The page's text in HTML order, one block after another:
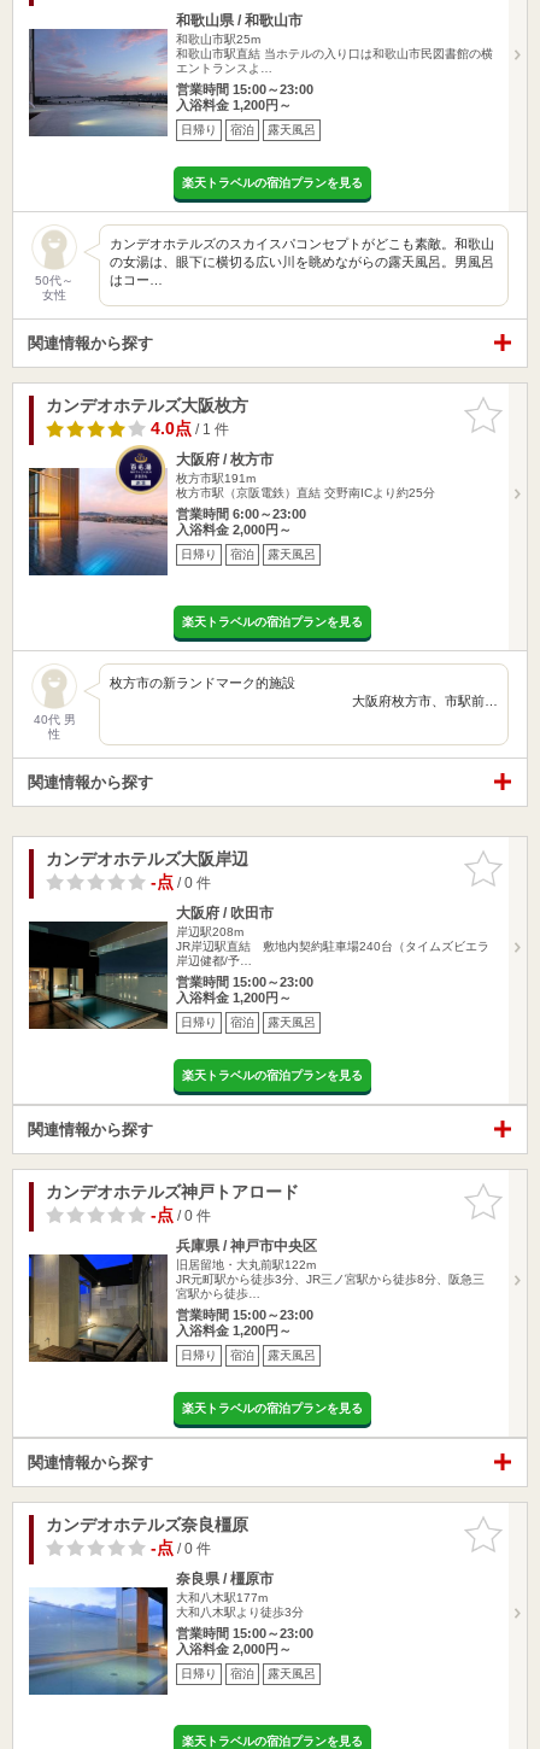
和歌山県 / 和歌山市
和歌山市駅25m
和歌山市駅直結 当ホテルの入り口は和歌山市民図書館の横
エントランスよ…
営業時間 15:00～23:00
入浴料金 1,200円～
日帰り 宿泊 露天風呂
楽天トラベルの宿泊プランを見る
50代～
女性
カンデオホテルズのスカイスパコンセプトがどこも素敵。和歌山
の女湯は、眼下に横切る広い川を眺めながらの露天風呂。男風呂
はコー…
関連情報から探す
お気に入
りに追加
カンデオホテルズ大阪枚方
4.0点/ 1 件
大阪府 / 枚方市
枚方市駅191m
枚方市駅（京阪電鉄）直結 交野南ICより約25分
営業時間 6:00～23:00
入浴料金 2,000円～
日帰り 宿泊 露天風呂
楽天トラベルの宿泊プランを見る
40代 男
性
枚方市の新ランドマーク的施設
大阪府枚方市、市駅前…
関連情報から探す
お気に入
りに追加
カンデオホテルズ大阪岸辺
-点/ 0 件
大阪府 / 吹田市
岸辺駅208m
JR岸辺駅直結 敷地内契約駐車場240台（タイムズビエラ
岸辺健都/予…
営業時間 15:00～23:00
入浴料金 1,200円～
日帰り 宿泊 露天風呂
楽天トラベルの宿泊プランを見る
関連情報から探す
お気に入
りに追加
カンデオホテルズ神戸トアロード
-点/ 0 件
兵庫県 / 神戸市中央区
旧居留地・大丸前駅122m
JR元町駅から徒歩3分、JR三ノ宮駅から徒歩8分、阪急三
宮駅から徒歩…
営業時間 15:00～23:00
入浴料金 1,200円～
日帰り 宿泊 露天風呂
楽天トラベルの宿泊プランを見る
関連情報から探す
お気に入
りに追加
カンデオホテルズ奈良橿原
-点/ 0 件
奈良県 / 橿原市
大和八木駅177m
大和八木駅より徒歩3分
営業時間 15:00～23:00
入浴料金 2,000円～
日帰り 宿泊 露天風呂
楽天トラベルの宿泊プランを見る